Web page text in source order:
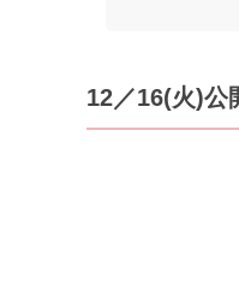
12／16(火)公